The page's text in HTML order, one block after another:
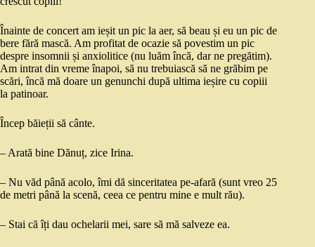
Înainte de concert am ieșit un pic la aer, să beau și eu un pic de
bere fără mască. Am profitat de ocazie să povestim un pic
despre insomnii și anxiolitice (nu luăm încă, dar ne pregătim).
Am intrat din vreme înapoi, să nu trebuiască să ne grăbim pe
scări, încă mă doare un genunchi după ultima ieșire cu copiii
la patinoar.
Încep băieții să cânte.
– Arată bine Dănuț, zice Irina.
– Nu văd până acolo, îmi dă sinceritatea pe-afară (sunt vreo 25
de metri până la scenă, ceea ce pentru mine e mult rău).
– Stai că îți dau ochelarii mei, sare să mă salveze ea.